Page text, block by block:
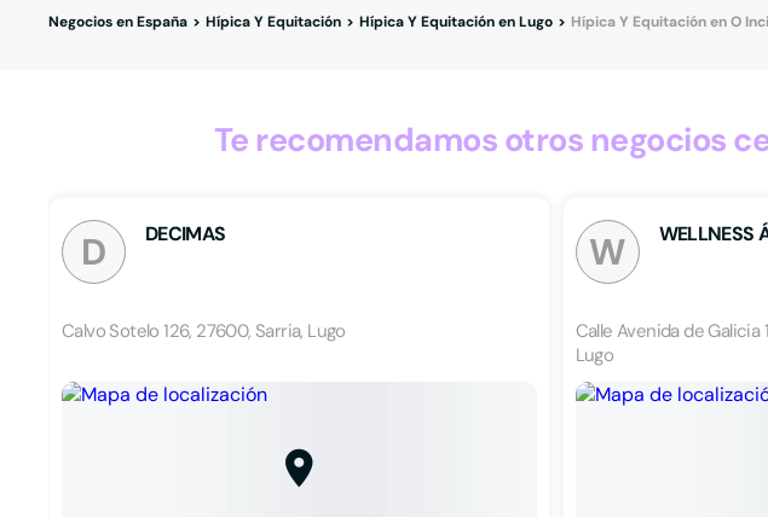
Negocios en España Hípica Y Equitación Hípica Y Equitación en Lugo Hípica Y Equitación en O
Te recomendamos otros negocios
D DECIMAS
Calvo Sotelo 126, 27600, Sarria, Lugo
W WELLNESS
Calle Avenida de Galicia
Lugo